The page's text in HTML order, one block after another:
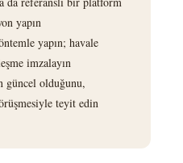
yapın
yapın; havale
imzalayın
güncel olduğunu,
teyit edin